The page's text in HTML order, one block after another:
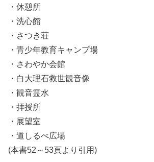
・休憩所
・洗心館
・さつき荘
・青少年教育キャンプ場
・さわやか会館
・白大理石救世観音像
・観音霊水
・拝授所
・展望室
・道しるべ広場
(本書52～53頁より引用)